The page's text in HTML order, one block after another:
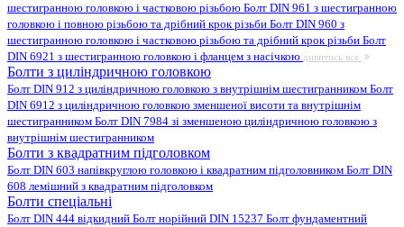
шестигранною головкою і частковою різьбою Болт DIN 961 з шестигранною
головкою і повною різьбою та дрібний крок різьби Болт DIN 960 з
шестигранною головкою і частковою різьбою та дрібний крок різьби Болт
DIN 6921 з шестигранною головкою і фланцем з насічкою дивитись все
Болти з циліндричною головкою
Болт DIN 912 з циліндричною головкою з внутрішнім шестигранником Болт
DIN 6912 з циліндричною головкою зменшеної висоти та внутрішнім
шестигранником Болт DIN 7984 зі зменшеною циліндричною головкою з
внутрішнім шестигранником
Болти з квадратним підголовком
Болт DIN 603 напівкруглою головкою і квадратним підголовником Болт DIN
608 лемішний з квадратним підголовком
Болти спеціальні
Болт DIN 444 відкидний Болт норійний DIN 15237 Болт фундаментний